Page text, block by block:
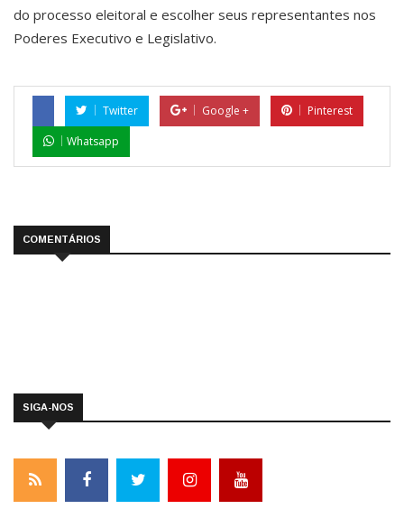
do processo eleitoral e escolher seus representantes nos
Poderes Executivo e Legislativo.
Twitter Google +
Pinterest
Whatsapp
COMENTÁRIOS
SIGA-NOS